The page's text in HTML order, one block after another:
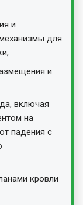
и
для
и
включая
на
падения с
кровли